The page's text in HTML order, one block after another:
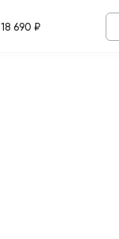
18 690 ₽